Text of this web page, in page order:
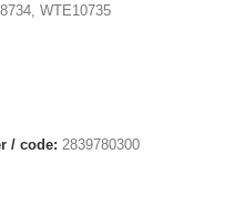
WTE10735
/ code: 2839780300